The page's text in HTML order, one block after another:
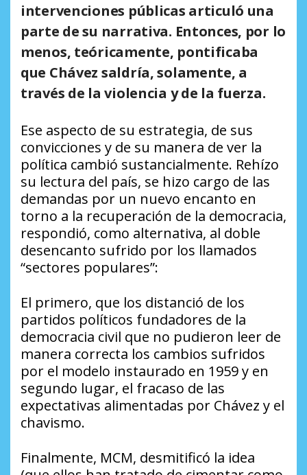
intervenciones públicas articuló una
parte de su narrativa. Entonces, por lo
menos, teóricamente, pontificaba
que Chávez saldría, solamente, a
través de la violencia y de la fuerza.
Ese aspecto de su estrategia, de sus
convicciones y de su manera de ver la
política cambió sustancialmente. Rehízo
su lectura del país, se hizo cargo de las
demandas por un nuevo encanto en
torno a la recuperación de la democracia,
respondió, como alternativa, al doble
desencanto sufrido por los llamados
“sectores populares”:
El primero, que los distanció de los
partidos políticos fundadores de la
democracia civil que no pudieron leer de
manera correcta los cambios sufridos
por el modelo instaurado en 1959 y en
segundo lugar, el fracaso de las
expectativas alimentadas por Chávez y el
chavismo.
Finalmente, MCM, desmitificó la idea